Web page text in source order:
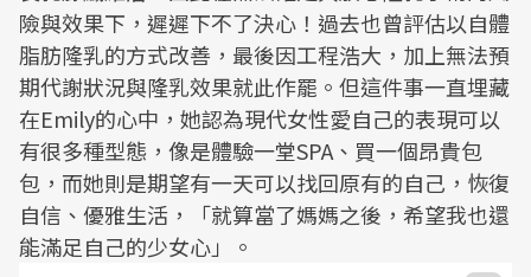
險與效果下，遲遲下不了決心！過去也曾評估以自體
脂肪隆乳的方式改善，最後因工程浩大，加上無法預
期代謝狀況與隆乳效果就此作罷。但這件事一直埋藏
在Emily的心中，她認為現代女性愛自己的表現可以
有很多種型態，像是體驗一堂SPA、買一個昂貴包
包，而她則是期望有一天可以找回原有的自己，恢復
自信、優雅生活，「就算當了媽媽之後，希望我也還
能滿足自己的少女心」。